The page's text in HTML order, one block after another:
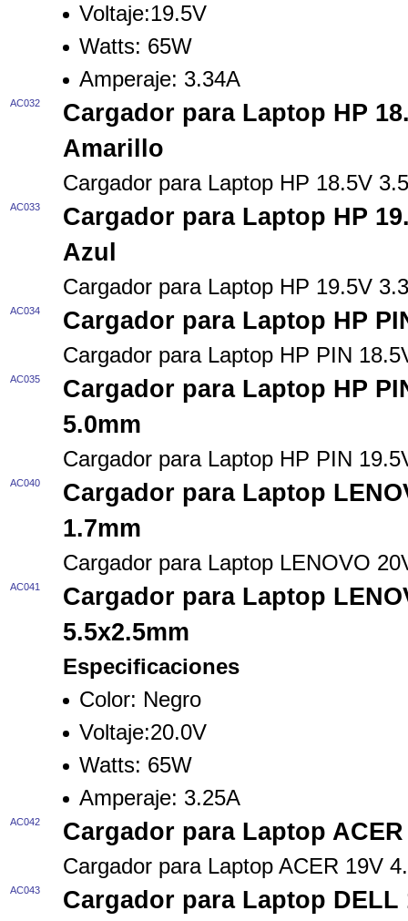
Voltaje:19.5V
Watts: 65W
Amperaje: 3.34A
AC032
Cargador para Laptop HP
Amarillo
Cargador para Laptop HP 18.5V
AC033
Cargador para Laptop HP
Azul
Cargador para Laptop HP 19.5V
AC034 Cargador para Laptop HP
Cargador para Laptop HP PIN
AC035
Cargador para Laptop HP
5.0mm
Cargador para Laptop HP PIN
AC040
Cargador para Laptop
1.7mm
Cargador para Laptop LENOVO
AC041
Cargador para Laptop
5.5x2.5mm
Especificaciones
Color: Negro
Voltaje:20.0V
Watts: 65W
Amperaje: 3.25A
AC042 Cargador para Laptop
Cargador para Laptop ACER 19V
AC043
Cargador para Laptop DELL